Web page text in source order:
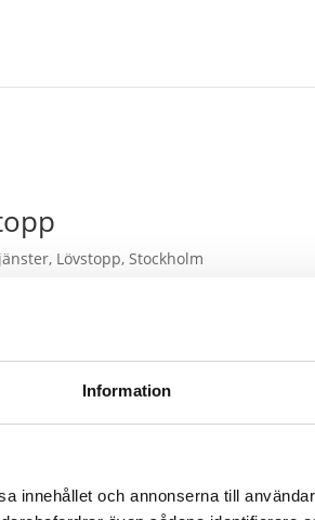
Information
innehållet och annonserna till
, Lövstopp,Stockholm
rätt modell Hösten är en vacker tid –
arbete. Löv, kvistar och barr samlas